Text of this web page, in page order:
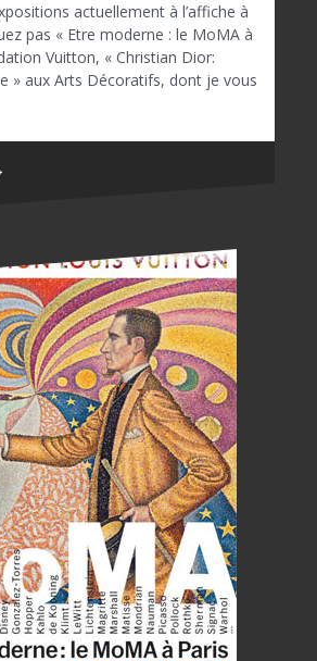
actuellement à l’affiche à
pas « Etre moderne : le MoMA à
Vuitton, « Christian Dior:
» aux Arts Décoratifs, dont je vous